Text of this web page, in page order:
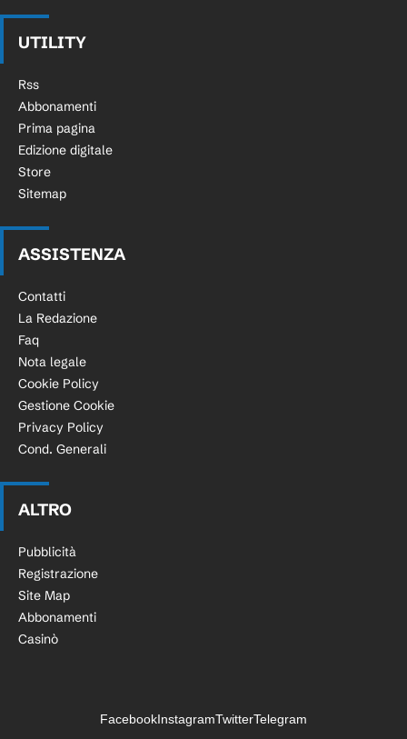
UTILITY
Rss
Abbonamenti
Prima pagina
Edizione digitale
Store
Sitemap
ASSISTENZA
Contatti
La Redazione
Faq
Nota legale
Cookie Policy
Gestione Cookie
Privacy Policy
Cond. Generali
ALTRO
Pubblicità
Registrazione
Site Map
Abbonamenti
Casinò
FacebookInstagramTwitterTelegram